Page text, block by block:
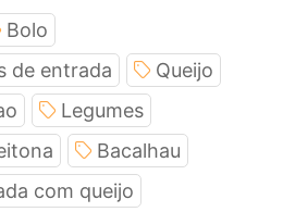
Bolo
de entrada
Queijo
Legumes
Bacalhau
com queijo